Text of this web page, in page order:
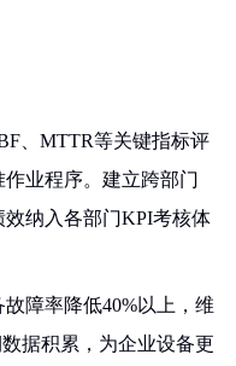
、MTTR等关键指标评
业程序。建立跨部门
纳入各部门KPI考核体
障率降低40%以上，维
据积累，为企业设备更